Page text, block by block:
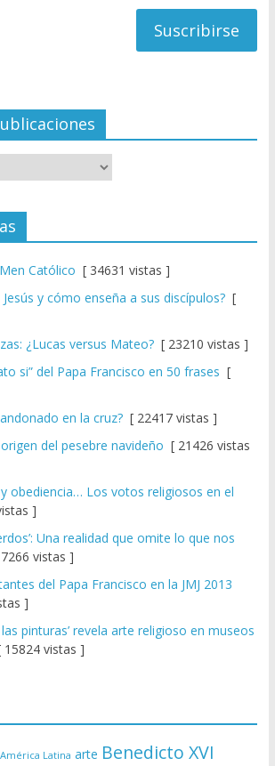
Católico [ 34631 vistas ]
y cómo enseña a sus discípulos?[
¿Lucas versus Mateo?[ 23210 vistas ]
si” del Papa Francisco en 50 frases [
en la cruz?[ 22417 vistas ]
del pesebre navideño [ 21426 vistas
obediencia… Los votos religiosos en el
]
Una realidad que omite lo que nos
vistas ]
del Papa Francisco en la JMJ 2013
]
las pinturas’ revela arte religioso en museos
15824 vistas ]
América Latina arte Benedicto XVI